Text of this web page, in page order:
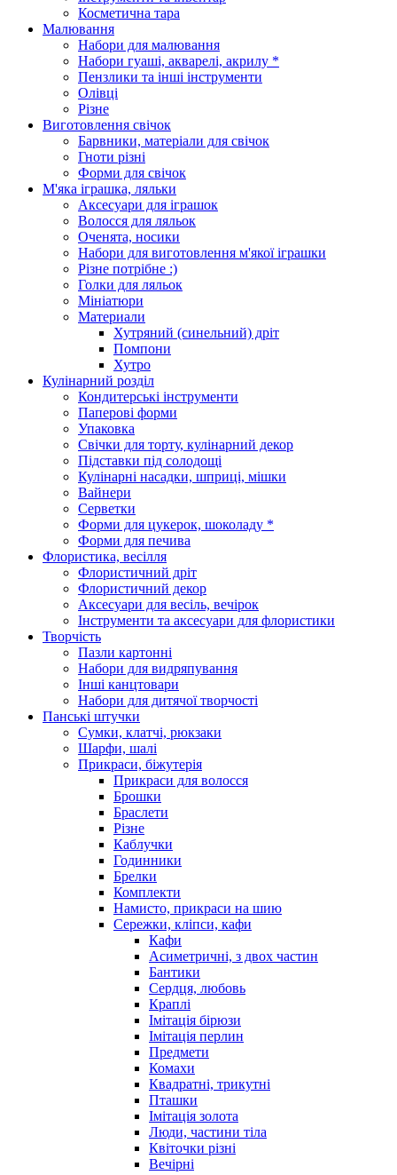
Косметична тара
Малювання
Набори для малювання
Набори гуаші, акварелі, акрилу *
Пензлики та інші інструменти
Олівці
Різне
Виготовлення свічок
Барвники, матеріали для свічок
Гноти різні
Форми для свічок
М'яка іграшка, ляльки
Аксесуари для іграшок
Волосся для ляльок
Оченята, носики
Набори для виготовлення м'якої іграшки
Різне потрібне :)
Голки для ляльок
Мініатюри
Материали
Хутряний (синельний) дріт
Помпони
Хутро
Кулінарний розділ
Кондитерські інструменти
Паперові форми
Упаковка
Свічки для торту, кулінарний декор
Підставки під солодощі
Кулінарні насадки, шприці, мішки
Вайнери
Серветки
Форми для цукерок, шоколаду *
Форми для печива
Флористика, весілля
Флористичний дріт
Флористичний декор
Аксесуари для весіль, вечірок
Інструменти та аксесуари для флористики
Творчість
Пазли картонні
Набори для видряпування
Інші канцтовари
Набори для дитячої творчості
Панські штучки
Сумки, клатчі, рюкзаки
Шарфи, шалі
Прикраси, біжутерія
Прикраси для волосся
Брошки
Браслети
Різне
Каблучки
Годинники
Брелки
Комплекти
Намисто, прикраси на шию
Сережки, кліпси, кафи
Кафи
Асиметричні, з двох частин
Бантики
Сердця, любовь
Краплі
Імітація бірюзи
Імітація перлин
Предмети
Комахи
Квадратні, трикутні
Пташки
Імітація золота
Люди, частини тіла
Квіточки різні
Вечірні